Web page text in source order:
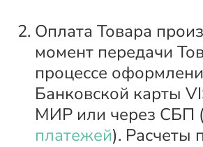
Оплата Товара
момент передачи
процессе
Банковской карты
МИР или через СБП
платежей). Расчеты